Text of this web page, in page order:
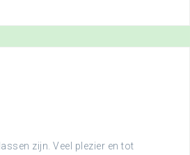
zijn. Veel plezier en tot